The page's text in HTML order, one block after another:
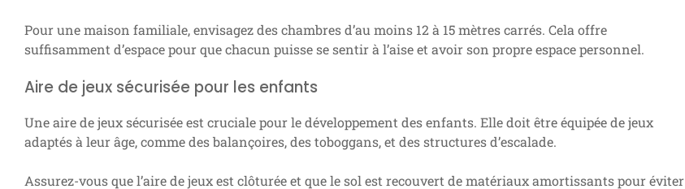
Pour une maison familiale, envisagez des chambres d’au moins 12 à 15 mètres carrés. Cela offre
suffisamment d’espace pour que chacun puisse se sentir à l’aise et avoir son propre espace personnel.
Aire de jeux sécurisée pour les enfants
Une aire de jeux sécurisée est cruciale pour le développement des enfants. Elle doit être équipée de jeux
adaptés à leur âge, comme des balançoires, des toboggans, et des structures d’escalade.
Assurez-vous que l’aire de jeux est clôturée et que le sol est recouvert de matériaux amortissants pour éviter